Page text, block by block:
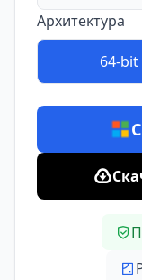
Архитектура
64-bit